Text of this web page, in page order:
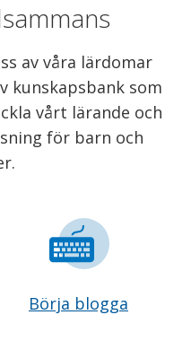
av våra lärdomar
kunskapsbank som
vårt lärande och
för barn och
Börja blogga